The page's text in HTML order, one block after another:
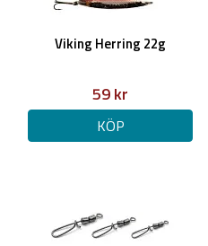
Viking Herring 22g
59 kr
KÖP